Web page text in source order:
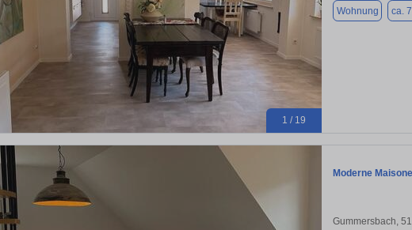
1 / 19
Wohnung ca.
Moderne
Gummersbach,